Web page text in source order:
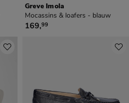
Greve Imola
Mocassins & loafers - blauw
€ 169,99
169,99